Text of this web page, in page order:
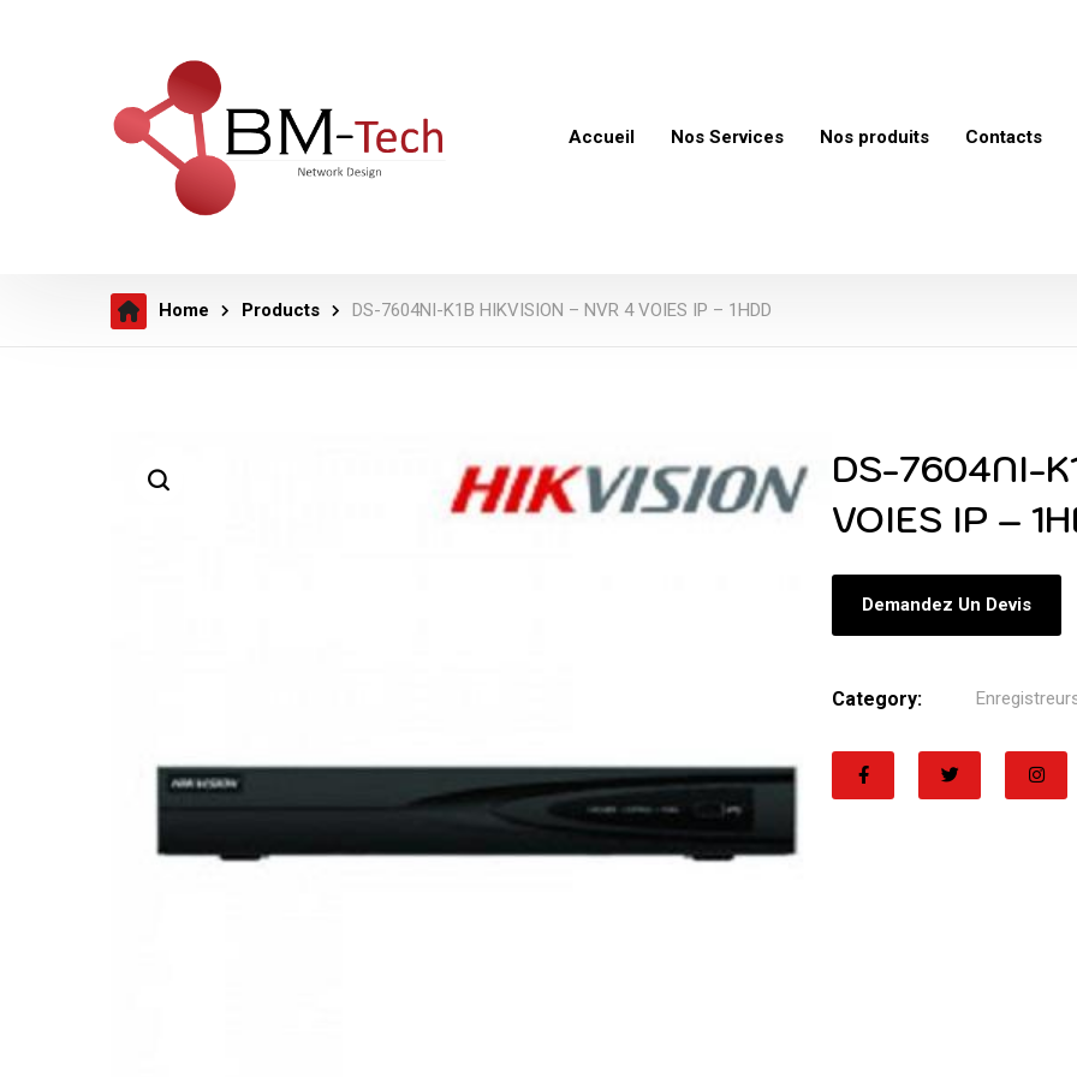
Accueil Nos Services Nos produits Contacts
Home Products DS-7604NI-K1B HIKVISION – NVR 4 VOIES IP – 1HDD
DS-7604NI-
VOIES IP –
Demandez Un Devis
Category: